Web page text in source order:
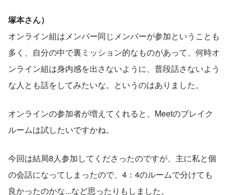
塚本さん）
オンライン組はメンバー同じメンバーが参加ということも
多く、自分の中で裏ミッション的なものがあって、何時オ
ンライン組は身内感を出さないように、普段話さないよう
な人とも話をしてみたいな。というのはありました。
オンラインの参加者が増えてくれると、Meetのブレイク
ルームは試したいですかね。
今回は結局8人参加してくださったのですが、主に私と個
の会話になってしまったので、4：4のルームで分けても
良かったのかな...など思ったりもしました。